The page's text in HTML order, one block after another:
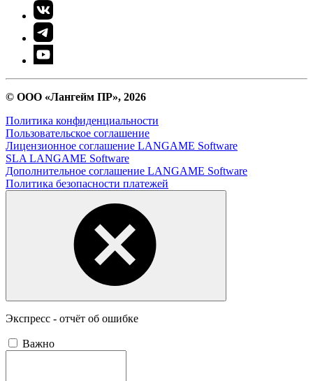
© ООО «Лангейм ПР», 2026
Политика конфиденциальности
Пользовательское соглашение
Лицензионное соглашение LANGAME Software
SLA LANGAME Software
Дополнительное соглашение LANGAME Software
Политика безопасности платежей
Экспресс - отчёт об ошибке
Важно